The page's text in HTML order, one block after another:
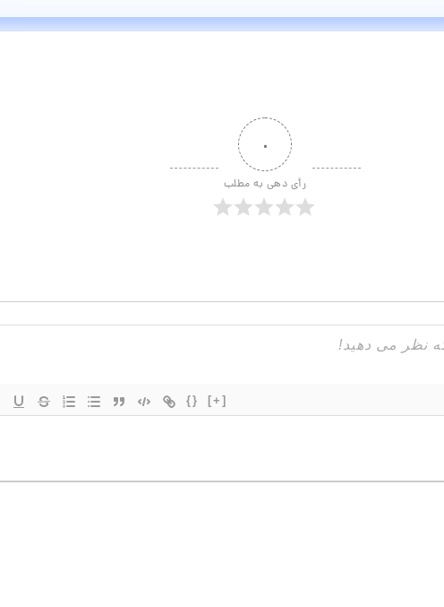
۰
رأی دهی به مطلب
{} [+]